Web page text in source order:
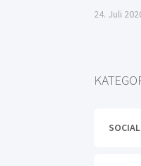
24. Juli